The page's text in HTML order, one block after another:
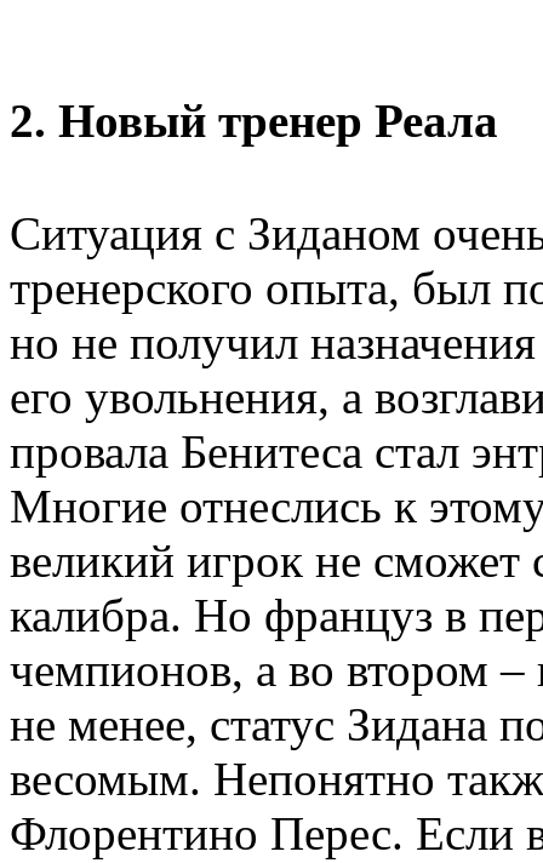
2. Новый тренер Реала
Ситуация с Зиданом
тренерского опыта, был
но не получил
его увольнения, а
провала Бенитеса стал
Многие отнеслись к
великий игрок не сможет
калибра. Но француз в
чемпионов, а во втором
не менее, статус Зидана
весомым. Непонятно
Флорентино Перес. Если